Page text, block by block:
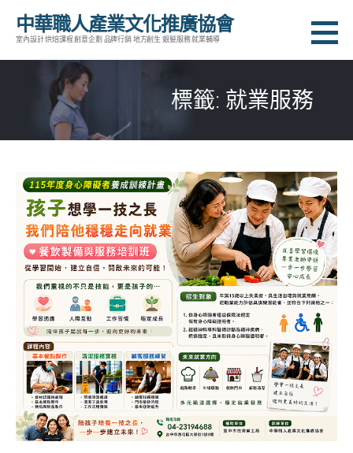
中華職人產業文化推廣協會
室內設計 烘焙課程 創意企劃 品牌行銷 地方創生 銀髮服務 就業輔導
標籤: 就業服務